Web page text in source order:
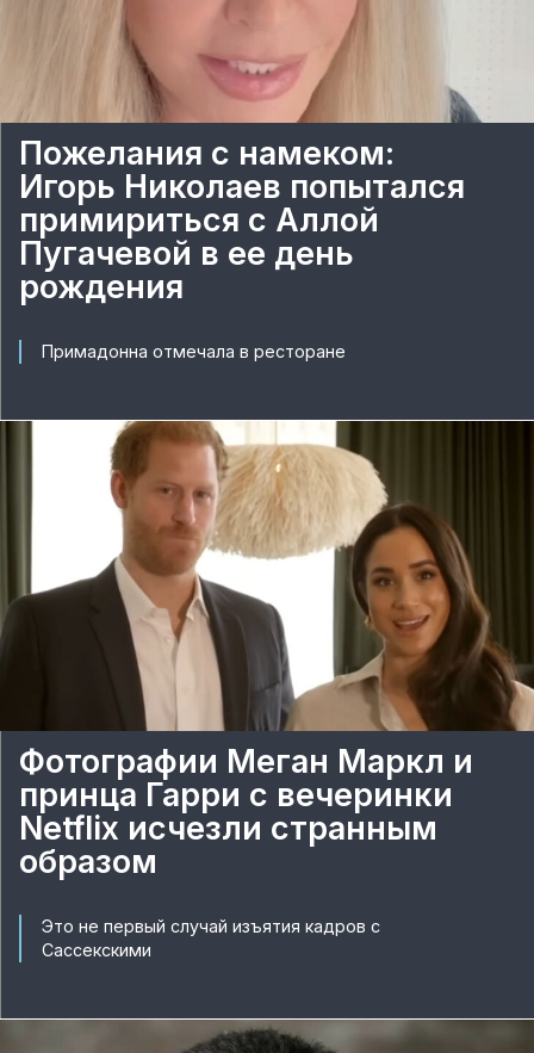
Пожелания с намеком:
Игорь Николаев попытался
примириться с Аллой
Пугачевой в ее день
рождения
Примадонна отмечала в ресторане
Фотографии Меган Маркл и
принца Гарри с вечеринки
Netflix исчезли странным
образом
Это не первый случай изъятия кадров с
Сассекскими